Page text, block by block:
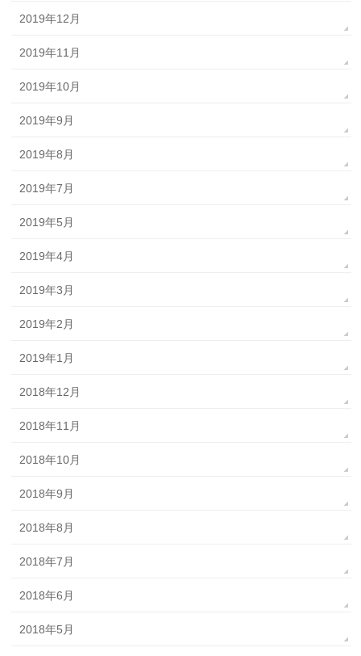
2019年12月
2019年11月
2019年10月
2019年9月
2019年8月
2019年7月
2019年5月
2019年4月
2019年3月
2019年2月
2019年1月
2018年12月
2018年11月
2018年10月
2018年9月
2018年8月
2018年7月
2018年6月
2018年5月